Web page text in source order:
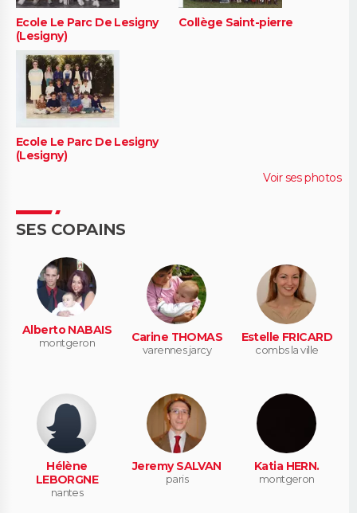
Ecole Le Parc De Lesigny
(Lesigny)
Collège Saint-pierre
Ecole Le Parc De Lesigny
(Lesigny)
Voir ses photos
SES COPAINS
Alberto NABAIS
montgeron Carine THOMAS
varennes jarcy
Estelle FRICARD
combs la ville
Hélène
LEBORGNE
nantes
Jeremy SALVAN
paris
Katia HERN.
montgeron